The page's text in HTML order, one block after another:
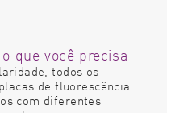
que você precisa
todos os
de fluorescência
com diferentes